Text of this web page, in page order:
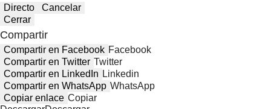
Directo
Cancelar
Cerrar
Compartir
Compartir en Facebook Facebook
Compartir en Twitter Twitter
Compartir en LinkedIn Linkedin
Compartir en WhatsApp WhatsApp
Copiar enlace Copiar